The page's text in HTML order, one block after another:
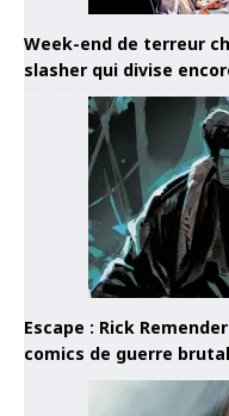
Week-end de terreur
slasher qui divise
Escape : Rick
comics de guerre